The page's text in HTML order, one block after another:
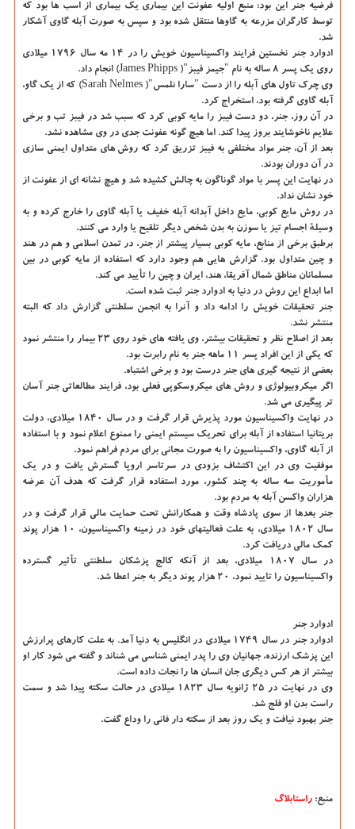
فرضیه جنر این بود: منبع اولیه عفونت این بیماری یک بیماری از اسب ها بود که
توسط کارگران مزرعه به گاوها منتقل شده بود و سپس به صورت آبله گاوی آشکار
شد.
ادوارد جنر نخستین فرایند واکسیناسیون خویش را در ۱۴ مه سال ۱۷۹۶ میلادی
روی یک پسر ۸ ساله به نام "جیمز فیبز"( James Phipps) انجام داد.
وی چرک تاول های آبله را از دست "سارا نلمس"( Sarah Nelmes) که از یک گاو،
آبله گاوی گرفته بود، استخراج کرد.
در آن روز، جنر، دو دست فیبز را مایه کوبی کرد که سبب شد در فیبز تب و برخی
علایم ناخوشایند بروز پیدا کند. اما هیچ گونه عفونت جدی در وی مشاهده نشد.
بعد از آن، جنر مواد مختلفی به فیبز تزریق کرد که روش های متداول ایمنی سازی
در آن دوران بودند.
در نهایت این پسر با مواد گوناگون به چالش کشیده شد و هیچ نشانه ای از عفونت از
خود نشان نداد.
در روش مایع کوبی، مایع داخل آبدانه آبله خفیف یا آبله گاوی را خارج کرده و به
وسیلهٔ اجسام تیز یا سوزن به بدن شخص دیگر تلقیح یا وارد می کنند.
برطبق برخی از منابع، مایه کوبی بسیار پیشتر از جنر، در تمدن اسلامی و هم در هند
و چین متداول بود. گزارش هایی هم وجود دارد که استفاده از مایه کوبی در بین
مسلمانان مناطق شمال آفریقا، هند، ایران و چین را تأیید می کند.
اما ابداع این روش در دنیا به ادوارد جنر ثبت شده است.
جنر تحقیقات خویش را ادامه داد و آنرا به انجمن سلطنتی گزارش داد که البته
منتشر نشد.
بعد از اصلاح نظر و تحقیقات بیشتر، وی یافته های خود روی ۲۳ بیمار را منتشر نمود
که یکی از این افراد پسر ۱۱ ماهه جنر به نام رابرت بود.
بعضی از نتیجه گیری های جنر درست بود و برخی اشتباه.
اگر میکروبیولوژی و روش های میکروسکوپی فعلی بود، فرایند مطالعاتی جنر آسان
تر پیگیری می شد.
در نهایت واکسیناسیون مورد پذیرش قرار گرفت و در سال ۱۸۴۰ میلادی، دولت
بریتانیا استفاده از آبله برای تحریک سیستم ایمنی را ممنوع اعلام نمود و با استفاده
از آبله گاوی، واکسیناسیون را به صورت مجانی برای مردم فراهم نمود.
موفقیت وی در این اکتشاف بزودی در سرتاسر اروپا گسترش یافت و در یک
مأموریت سه ساله به چند کشور، مورد استفاده قرار گرفت که هدف آن عرضه
هزاران واکسن آبله به مردم بود.
جنر بعدها از سوی پادشاه وقت و همکارانش تحت حمایت مالی قرار گرفت و در
سال ۱۸۰۲ میلادی، به علت فعالیتهای خود در زمینه واکسیناسیون، ۱۰ هزار پوند
کمک مالی دریافت کرد.
در سال ۱۸۰۷ میلادی، بعد از آنکه کالج پزشکان سلطنتی تأثیر گسترده
واکسیناسیون را تایید نمود، ۲۰ هزار پوند دیگر به جنر اعطا شد.
ادوارد جنر
ادوارد جنر در سال ۱۷۴۹ میلادی در انگلیس به دنیا آمد. به علت کارهای پرارزش
این پزشک ارزنده، جهانیان وی را پدر ایمنی شناسی می شناند و گفته می شود کار او
بیشتر از هر کس دیگری جان انسان ها را نجات داده است.
وی در نهایت در ۲۵ ژانویه سال ۱۸۲۳ میلادی در حالت سکته پیدا شد و سمت
راست بدن او فلج شد.
جنر بهبود نیافت و یک روز بعد از سکته دار فانی را وداع گفت.
منبع: راستابلاگ